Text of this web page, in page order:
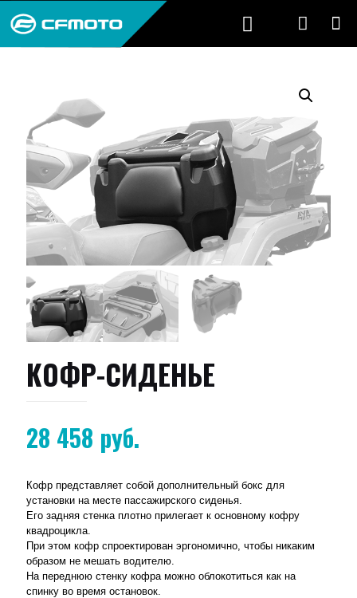
КОФР-СИДЕНЬЕ
28 458 руб.
Кофр представляет собой дополнительный бокс для
установки на месте пассажирского сиденья.
Его задняя стенка плотно прилегает к основному кофру
квадроцикла.
При этом кофр спроектирован эргономично, чтобы никаким
образом не мешать водителю.
На переднюю стенку кофра можно облокотиться как на
спинку во время остановок.